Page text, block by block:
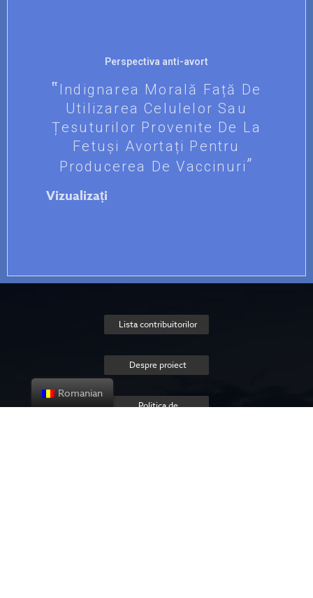
Perspectiva anti-avort
Indignarea Morală Față De
Utilizarea Celulelor Sau
Țesuturilor Provenite De La
Fetuși Avortați Pentru
Producerea De Vaccinuri
Vizualizați
Lista contribuitorilor
Despre proiect
Politica de
Romanian